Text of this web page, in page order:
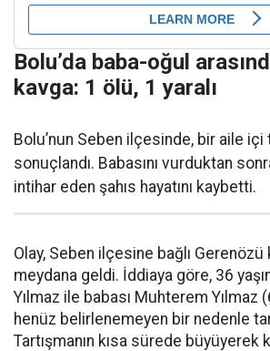
Bolu’da baba-oğul
kavga: 1 ölü, 1 yaralı
Bolu’nun Seben ilçesinde, bir aile içi
sonuçlandı. Babasını vurduktan
intihar eden şahıs hayatını kaybetti.
Olay, Seben ilçesine bağlı Gerenözü
meydana geldi. İddiaya göre, 36
Yılmaz ile babası Muhterem Yılmaz
henüz belirlenemeyen bir nedenle
Tartışmanın kısa sürede büyüyerek